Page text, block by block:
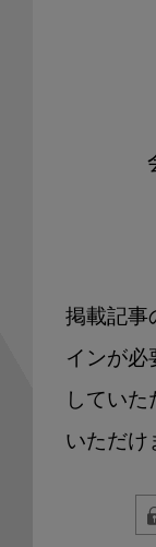
掲載記事
インが必
してい
いただけ